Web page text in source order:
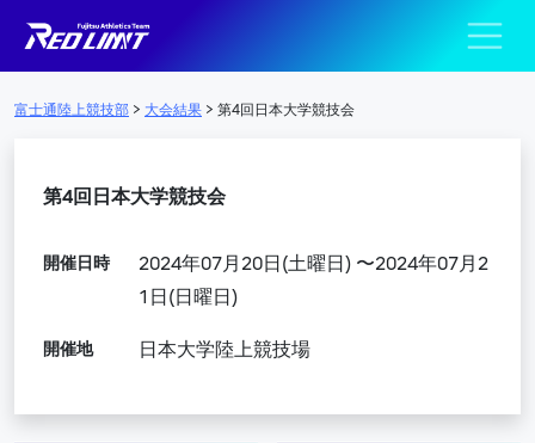
メインナビゲーション
陸上競技部 –
富士通陸上競技部 > 大会結果 > 第4回日本大学競技会
第4回日本大学競技会
開催日時
2024年07月20日(土曜日) 〜2024年07月2
1日(日曜日)
開催地 日本大学陸上競技場